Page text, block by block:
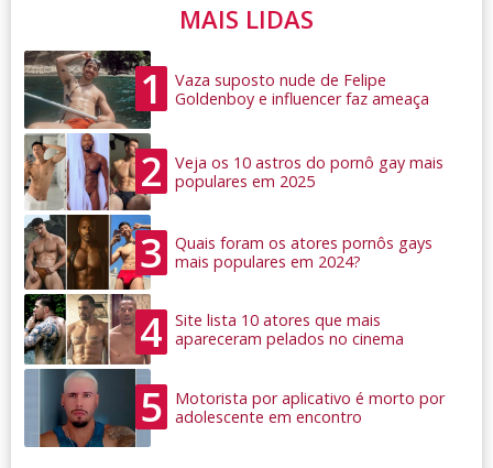
MAIS LIDAS
1
Vaza suposto nude de Felipe
Goldenboy e influencer faz ameaça
2
Veja os 10 astros do pornô gay mais
populares em 2025
3
Quais foram os atores pornôs gays
mais populares em 2024?
4
Site lista 10 atores que mais
apareceram pelados no cinema
5
Motorista por aplicativo é morto por
adolescente em encontro